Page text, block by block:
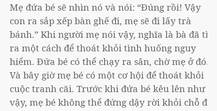
Mẹ đứa bé sẽ nhìn nó và nói: “Đúng rồi! Vậy
con ra sắp xếp bàn ghế đi, mẹ sẽ đi lấy trà
bánh.” Khi người mẹ nói vậy, nghĩa là bà đã tìm
ra một cách để thoát khỏi tình huống nguy
hiểm. Đứa bé có thể chạy ra sân, chờ mẹ ở đó.
Và bây giờ mẹ bé có một cơ hội để thoát khỏi
cuộc tranh cãi. Trước khi đứa bé kêu lên như
vậy, mẹ bé không thể đứng dậy rời khỏi chỗ đó,